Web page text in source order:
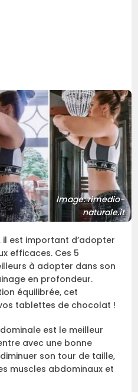
Image: rimedio-
naturale.it
est important d’adopter
efficaces. Ces 5
à adopter dans son
en profondeur.
équilibrée, cet
tablettes de chocolat !
est le meilleur
avec une bonne
son tour de taille,
muscles abdominaux et